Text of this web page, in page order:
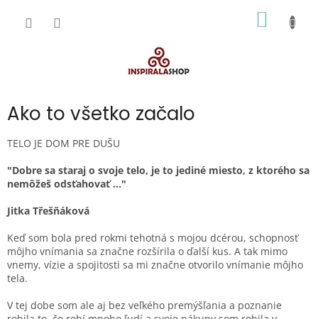
Ako to všetko začalo
TELO JE DOM PRE DUŠU
"Dobre sa staraj o svoje telo, je to jediné miesto, z ktorého sa
nemôžeš odsťahovať ..."
Jitka Třešňáková
Keď som bola pred rokmi tehotná s mojou dcérou, schopnosť
môjho vnímania sa značne rozšírila o ďalší kus. A tak mimo
vnemy, vízie a spojitosti sa mi značne otvorilo vnímanie môjho
tela.
V tej dobe som ale aj bez veľkého premýšľania a poznanie